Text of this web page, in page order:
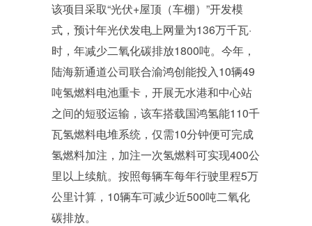
该项目采取“光伏+屋顶（车棚）”开发模
式，预计年光伏发电上网量为136万千瓦·
时，年减少二氧化碳排放1800吨。今年，
陆海新通道公司联合渝鸿创能投入10辆49
吨氢燃料电池重卡，开展无水港和中心站
之间的短驳运输，该车搭载国鸿氢能110千
瓦氢燃料电堆系统，仅需10分钟便可完成
氢燃料加注，加注一次氢燃料可实现400公
里以上续航。按照每辆车每年行驶里程5万
公里计算，10辆车可减少近500吨二氧化
碳排放。